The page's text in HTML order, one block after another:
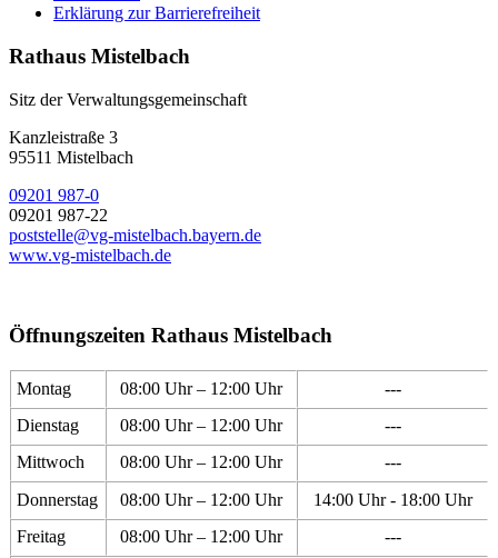
Erklärung zur Barrierefreiheit
Rathaus Mistelbach
Sitz der Verwaltungsgemeinschaft
Kanzleistraße 3
95511 Mistelbach
09201 987-0
09201 987-22
poststelle@vg-mistelbach.bayern.de
www.vg-mistelbach.de
Öffnungszeiten Rathaus Mistelbach
Montag 08:00 Uhr – 12:00 Uhr
---
Dienstag
08:00 Uhr – 12:00 Uhr
---
Mittwoch
08:00 Uhr – 12:00 Uhr
---
Donnerstag
08:00 Uhr – 12:00 Uhr
14:00 Uhr - 18:00 Uhr
Freitag
08:00 Uhr – 12:00 Uhr
---